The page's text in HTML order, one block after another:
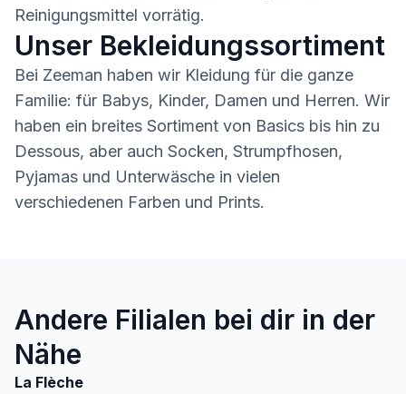
Reinigungsmittel vorrätig.
Unser Bekleidungssortiment
Bei Zeeman haben wir Kleidung für die ganze
Familie: für Babys, Kinder, Damen und Herren. Wir
haben ein breites Sortiment von Basics bis hin zu
Dessous, aber auch Socken, Strumpfhosen,
Pyjamas und Unterwäsche in vielen
verschiedenen Farben und Prints.
Andere Filialen bei dir in der
Nähe
La Flèche